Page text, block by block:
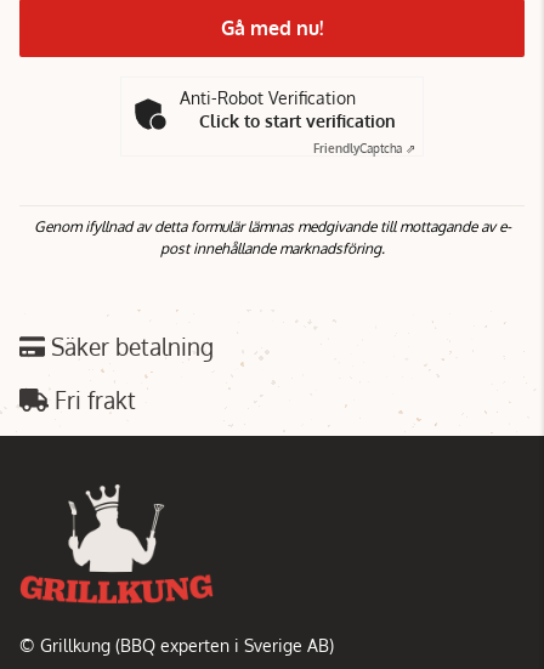
Gå med nu!
Anti-Robot Verification
Click to start verification
FriendlyCaptcha ⇗
Genom ifyllnad av detta formulär lämnas medgivande till mottagande av e-
post innehållande marknadsföring.
Säker betalning
Fri frakt
© Grillkung (BBQ experten i Sverige AB)